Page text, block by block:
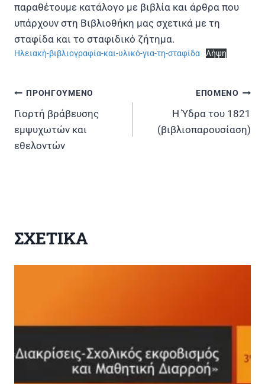
παραθέτουμε κατάλογο με βιβλία και άρθρα που
υπάρχουν στη Βιβλιοθήκη μας σχετικά με τη
σταφίδα και το σταφιδικό ζήτημα.
Ηλειακή-βιβλιογραφία-και-υλικό-για-τη-σταφίδα Λήψη
Πλοήγηση
άρθρων
ΠΡΟΗΓΟΥΜΕΝΟ
Γιορτή βράβευσης
εμψυχωτών και
εθελοντών
ΕΠΟΜΕΝΟ
Η Ύδρα του 1821
(βιβλιοπαρουσίαση)
ΣΧΕΤΙΚΑ